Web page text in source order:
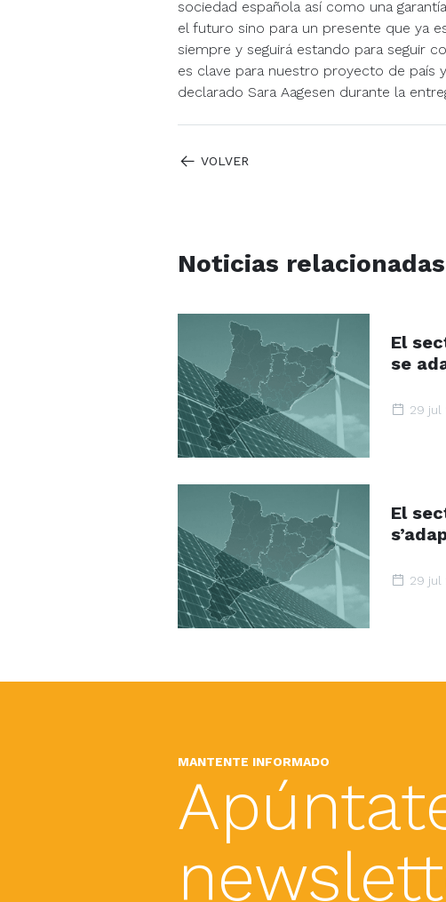
sociedad española así como una
el futuro sino para un presente que ya
siempre y seguirá estando para seguir
es clave para nuestro proyecto de país
declarado Sara Aagesen durante la
VOLVER
Noticias relacionadas
El
se
29 jul
El
29 jul
MANTENTE INFORMADO